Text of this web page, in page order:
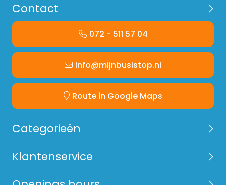
Contact
072 - 511 57 04
info@mijnbusistop.nl
Route in Google Maps
Categorieën
Klantenservice